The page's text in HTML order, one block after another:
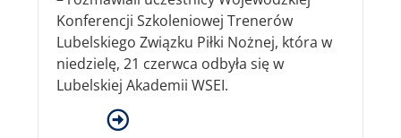
Konferencji Szkoleniowej Trenerów
Lubelskiego Związku Piłki Nożnej, która w
niedzielę, 21 czerwca odbyła się w
Lubelskiej Akademii WSEI.